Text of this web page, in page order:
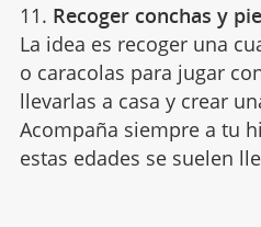
11. Recoger conchas y
La idea es recoger una
o caracolas para jugar
llevarlas a casa y crear
Acompaña siempre a tu
estas edades se suelen